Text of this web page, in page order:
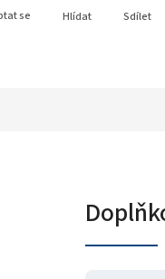
se Hlídat Sdílet